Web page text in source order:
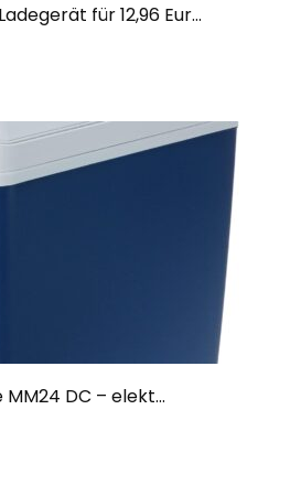
für 12,96 Eur...
DC – elekt...